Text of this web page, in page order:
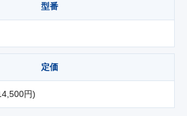
型番
定価
円)